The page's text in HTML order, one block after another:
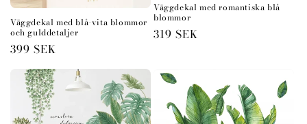
Väggdekal med blå-vita blommor
och gulddetaljer
Ordinarie
pris
399 SEK
Väggdekal med romantiska blå
blommor
Ordinarie
319 SEK